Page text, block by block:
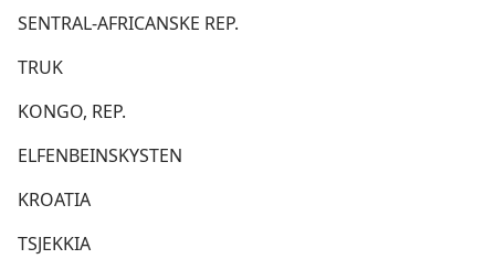
SENTRAL-AFRICANSKE REP.
TRUK
KONGO, REP.
ELFENBEINSKYSTEN
KROATIA
TSJEKKIA